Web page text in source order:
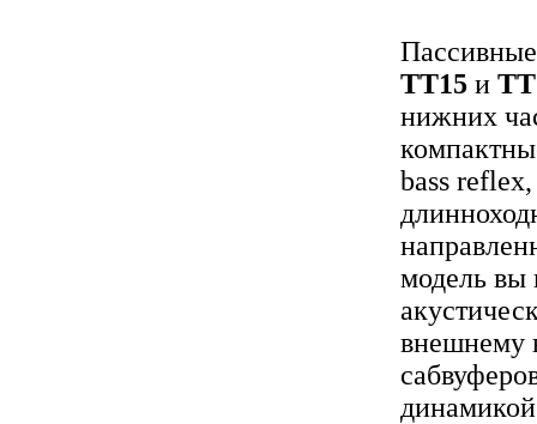
TT15 и
нижних
bass
модель вы
внешнему